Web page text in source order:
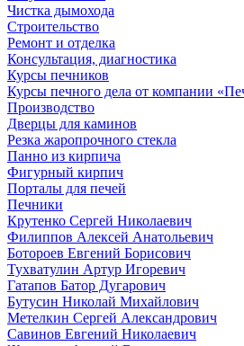
Чистка дымохода
Строительство
Ремонт и отделка
Консультация, диагностика
Курсы печников
Курсы печного дела от компании
Производство
Дверцы для каминов
Резка жаропрочного стекла
Панно из кирпича
Фигурный кирпич
Порталы для печей
Печники
Крутенко Сергей Николаевич
Филиппов Алексей Анатольевич
Ботороев Евгений Борисович
Тухватулин Артур Игоревич
Гатапов Батор Дугарович
Бутусин Николай Михайлович
Метелкин Сергей Александрович
Савинов Евгений Николаевич